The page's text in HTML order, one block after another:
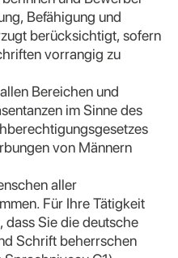
Befähigung und
berücksichtigt, sofern
vorrangig zu
Bereichen und
im Sinne des
von Männern
aller
Für Ihre Tätigkeit
Sie die deutsche
Schrift beherrschen